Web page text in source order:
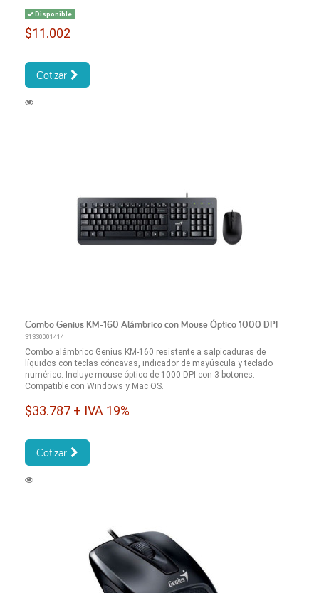
Disponible
$11.002
Cotizar
Combo Genius KM-160 Alámbrico con Mouse Óptico 1000 DPI
31330001414
Combo alámbrico Genius KM-160 resistente a salpicaduras de
líquidos con teclas cóncavas, indicador de mayúscula y teclado
numérico. Incluye mouse óptico de 1000 DPI con 3 botones.
Compatible con Windows y Mac OS.
$33.787 + IVA 19%
Cotizar